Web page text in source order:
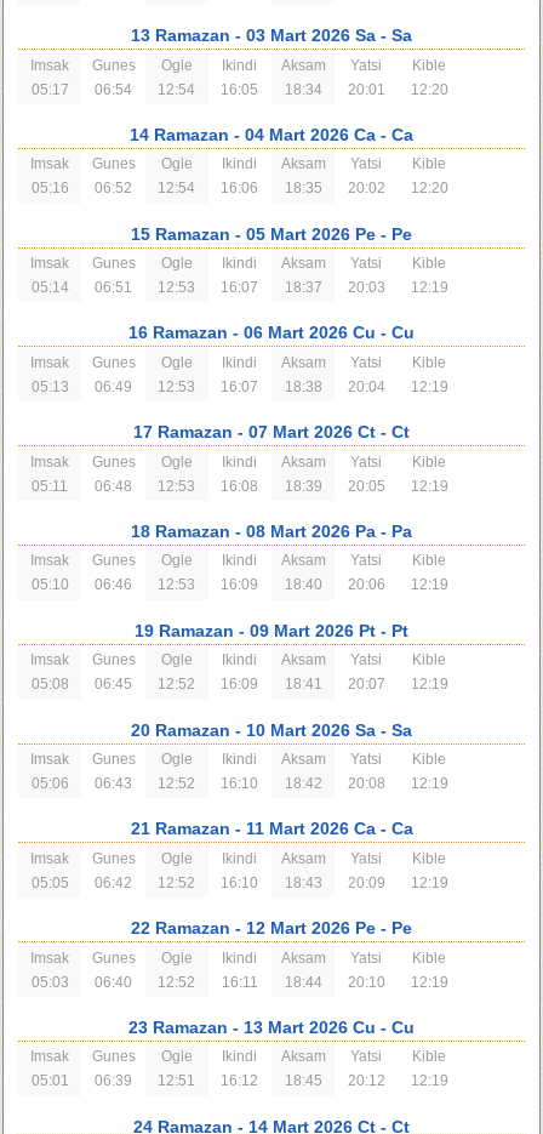
13 Ramazan - 03 Mart 2026 Sa - Sa
Imsak
05:17
Gunes
06:54
Ogle
12:54
Ikindi
16:05
Aksam
18:34
Yatsi
20:01
Kible
12:20
14 Ramazan - 04 Mart 2026 Ca - Ca
Imsak
05:16
Gunes
06:52
Ogle
12:54
Ikindi
16:06
Aksam
18:35
Yatsi
20:02
Kible
12:20
15 Ramazan - 05 Mart 2026 Pe - Pe
Imsak
05:14
Gunes
06:51
Ogle
12:53
Ikindi
16:07
Aksam
18:37
Yatsi
20:03
Kible
12:19
16 Ramazan - 06 Mart 2026 Cu - Cu
Imsak
05:13
Gunes
06:49
Ogle
12:53
Ikindi
16:07
Aksam
18:38
Yatsi
20:04
Kible
12:19
17 Ramazan - 07 Mart 2026 Ct - Ct
Imsak
05:11
Gunes
06:48
Ogle
12:53
Ikindi
16:08
Aksam
18:39
Yatsi
20:05
Kible
12:19
18 Ramazan - 08 Mart 2026 Pa - Pa
Imsak
05:10
Gunes
06:46
Ogle
12:53
Ikindi
16:09
Aksam
18:40
Yatsi
20:06
Kible
12:19
19 Ramazan - 09 Mart 2026 Pt - Pt
Imsak
05:08
Gunes
06:45
Ogle
12:52
Ikindi
16:09
Aksam
18:41
Yatsi
20:07
Kible
12:19
20 Ramazan - 10 Mart 2026 Sa - Sa
Imsak
05:06
Gunes
06:43
Ogle
12:52
Ikindi
16:10
Aksam
18:42
Yatsi
20:08
Kible
12:19
21 Ramazan - 11 Mart 2026 Ca- Ca
Imsak
05:05
Gunes
06:42
Ogle
12:52
Ikindi
16:10
Aksam
18:43
Yatsi
20:09
Kible
12:19
22 Ramazan - 12 Mart 2026 Pe - Pe
Imsak
05:03
Gunes
06:40
Ogle
12:52
Ikindi
16:11
Aksam
18:44
Yatsi
20:10
Kible
12:19
23 Ramazan - 13 Mart 2026 Cu - Cu
Imsak
05:01
Gunes
06:39
Ogle
12:51
Ikindi
16:12
Aksam
18:45
Yatsi
20:12
Kible
12:19
24 Ramazan - 14 Mart 2026 Ct - Ct